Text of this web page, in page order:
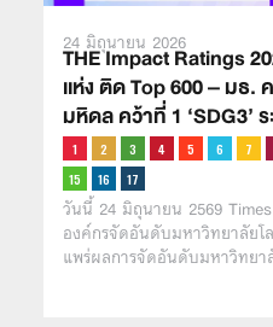
24 มิถุนายน 2026
THE Impact Ratings
เเห่ง ติด Top 600 – มธ.
มหิดล คว้าที่ 1 ‘SDG3’
วันนี้ 24 มิถุนายน 2569
องค์กรจัดอันดับมหาวิทยาลัยโ
แพร่ผลการจัดอันดับมหาวิทย